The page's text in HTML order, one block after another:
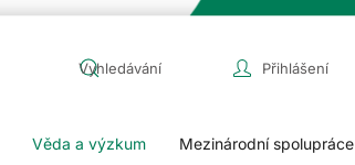
Přihlášení
Věda a výzkum Mezinárodní spolupráce